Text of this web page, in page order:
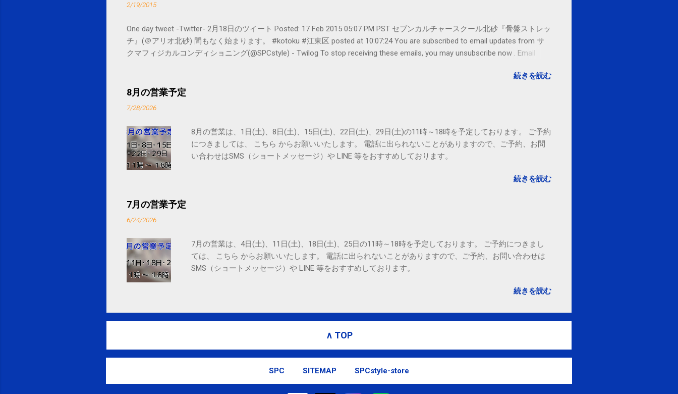
2/19/2015
One day tweet -Twitter- 2月18日のツイート Posted: 17 Feb 2015 05:07 PM PST セブンカルチャースクール北砂『骨盤ストレッ
チ』(＠アリオ北砂) 間もなく始まります。 #kotoku #江東区 posted at 10:07:24 You are subscribed to email updates from サ
クマフィジカルコンディショニング(@SPCstyle) - Twilog To stop receiving these emails, you may unsubscribe now . Email
続きを読む
8月の営業予定
7/28/2026
8月の営業は、1日(土)、8日(土)、15日(土)、22日(土)、29日(土)の11時～18時を予定しております。 ご予約
につきましては、 こちら からお願いいたします。 電話に出られないことがありますので、ご予約、お問
い合わせはSMS（ショートメッセージ）や LINE 等をおすすめしております。
続きを読む
7月の営業予定
6/24/2026
7月の営業は、4日(土)、11日(土)、18日(土)、25日の11時～18時を予定しております。 ご予約につきまし
ては、 こちら からお願いいたします。 電話に出られないことがありますので、ご予約、お問い合わせは
SMS（ショートメッセージ）や LINE 等をおすすめしております。
続きを読む
∧ TOP
SPC SITEMAP SPCstyle-store